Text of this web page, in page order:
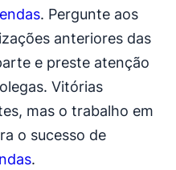
. Pergunte aos
anteriores das
e preste atenção
Vitórias
mas o trabalho em
o sucesso de
.